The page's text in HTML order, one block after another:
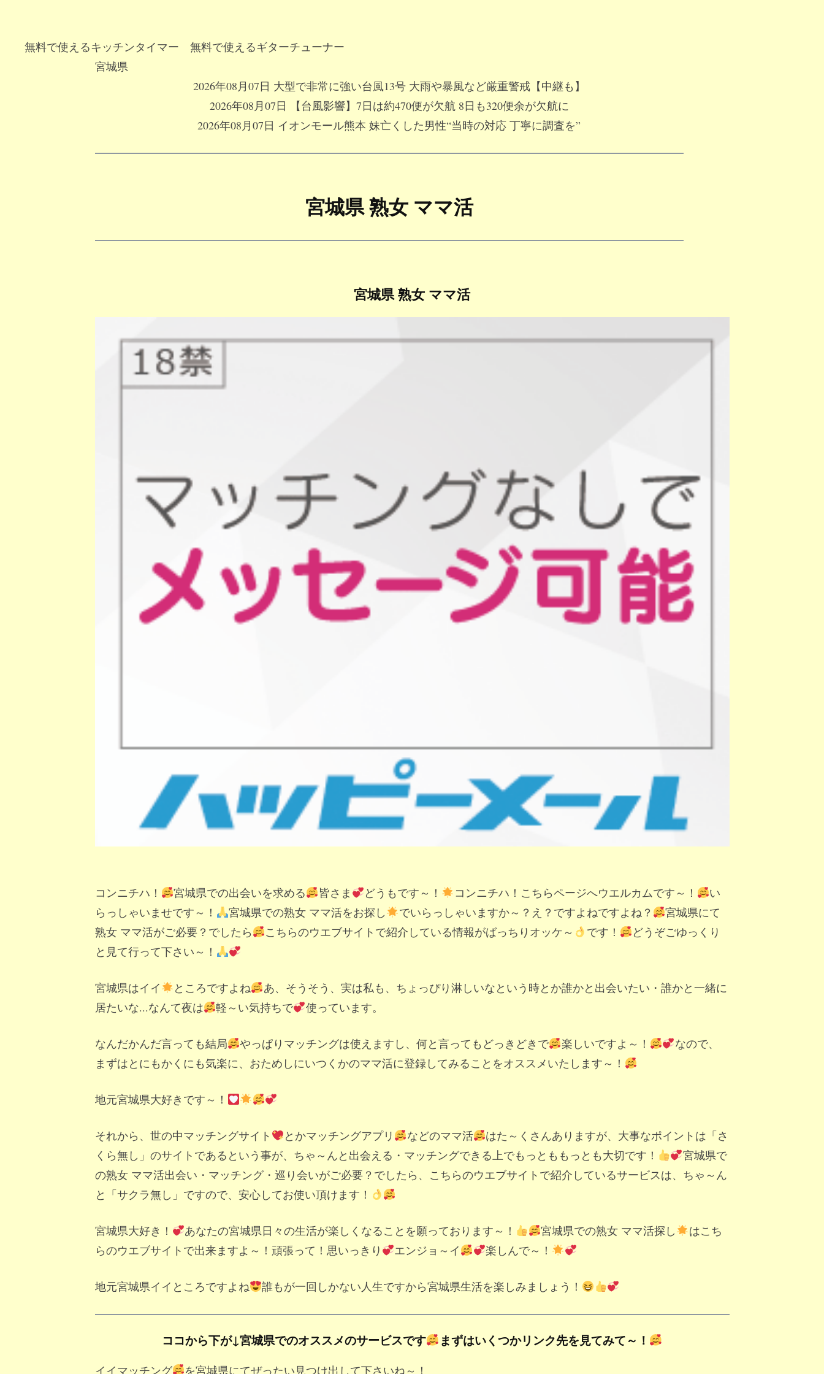
無料で使えるキッチンタイマー
無料で使えるギターチューナー
コ
プ
宮城県
2026年08月07日 大型で非常に強い台風13号 大雨や暴風など厳重警戒【中継も】
2026年08月07日 【台風影響】7日は約470便が欠航 8日も320便余が欠航に
2026年08月07日 イオンモール熊本 妹亡くした男性“当時の対応 丁寧に調査を”
宮城県 熟女 ママ活
宮城県 熟女 ママ活
コンニチハ！ 宮城県での出会いを求める 皆さま どうもです～！ コンニチハ！こちらページへウエルカムです～！
い
らっしゃいませです～！
宮城県での熟女 ママ活をお探し でいらっしゃいますか～？え？ですよねですよね？
宮城県にて
熟女 ママ活がご必要？でしたら
こちらのウエブサイトで紹介している情報がばっちりオッケ～ です！
どうぞごゆっくり
と見て行って下さい～！
宮城県はイイ ところですよね
あ、そうそう、実は私も、ちょっぴり淋しいなという時とか誰かと出会いたい・誰かと一緒に
居たいな...なんて夜は
軽～い気持ちで 使っています。
なんだかんだ言っても結局 やっぱりマッチングは使えますし、何と言ってもどっきどきで 楽しいですよ～！
なので、
まずはとにもかくにも気楽に、おためしにいつくかのママ活に登録してみることをオススメいたします～！
地元宮城県大好きです～！
それから、世の中マッチングサイト とかマッチングアプリ などのママ活
はた～くさんありますが、大事なポイントは「さ
くら無し」のサイトであるという事が、ちゃ～んと出会える・マッチングできる上でもっとももっとも大切です！
宮城県で
の熟女 ママ活出会い・マッチング・巡り会いがご必要？でしたら、こちらのウエブサイトで紹介しているサービスは、ちゃ～ん
と「サクラ無し」ですので、安心してお使い頂けます！
宮城県大好き！ あなたの宮城県日々の生活が楽しくなることを願っております～！ 宮城県での熟女 ママ活探し
はこち
らのウエブサイトで出来ますよ～！頑張って！思いっきり
エンジョ～イ 楽しんで～！
地元宮城県イイところですよね 誰もが一回しかない人生ですから宮城県生活を楽しみましょう！
ココから下が↓宮城県でのオススメのサービスです まずはいくつかリンク先を見てみて～！
イイマッチング を宮城県にてぜったい見つけ出して下さいね～！